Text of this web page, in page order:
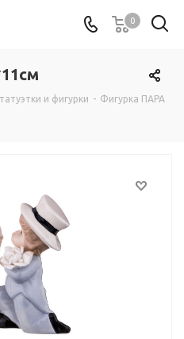
0
и фигурки - Фигурка ПАРА